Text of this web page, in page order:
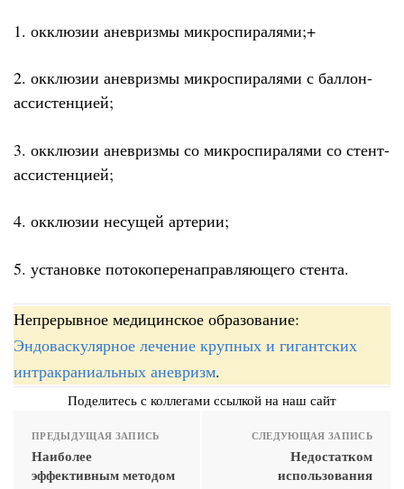
1. окклюзии аневризмы микроспиралями;+
2. окклюзии аневризмы микроспиралями с баллон-
ассистенцией;
3. окклюзии аневризмы со микроспиралями со стент-
ассистенцией;
4. окклюзии несущей артерии;
5. установке потокоперенаправляющего стента.
Непрерывное медицинское образование:
Эндоваскулярное лечение крупных и гигантских
интракраниальных аневризм.
Поделитесь с коллегами ссылкой на наш сайт
ПРЕДЫДУЩАЯ ЗАПИСЬ
Наиболее
эффективным методом
СЛЕДУЮЩАЯ ЗАПИСЬ
Недостатком
использования